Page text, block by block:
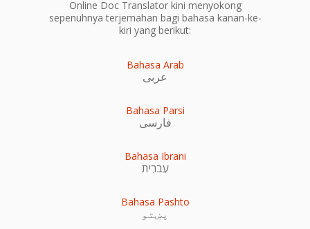
Online Doc Translator kini menyokong
sepenuhnya terjemahan bagi bahasa kanan-ke-
kiri yang berikut:
Bahasa Arab
عربى
Bahasa Parsi
فارسی
Bahasa Ibrani
עִברִית
Bahasa Pashto
پښتو